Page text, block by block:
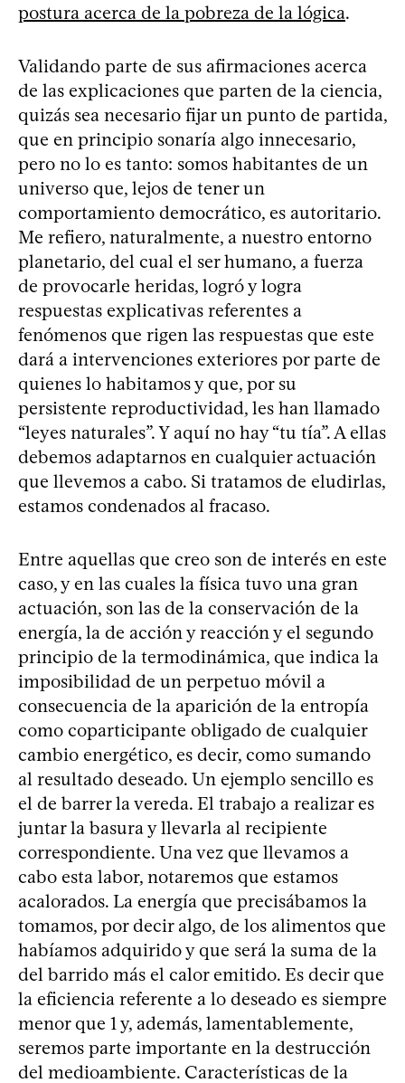
postura acerca de la pobreza de la lógica.
Validando parte de sus afirmaciones acerca
de las explicaciones que parten de la ciencia,
quizás sea necesario fijar un punto de partida,
que en principio sonaría algo innecesario,
pero no lo es tanto: somos habitantes de un
universo que, lejos de tener un
comportamiento democrático, es autoritario.
Me refiero, naturalmente, a nuestro entorno
planetario, del cual el ser humano, a fuerza
de provocarle heridas, logró y logra
respuestas explicativas referentes a
fenómenos que rigen las respuestas que este
dará a intervenciones exteriores por parte de
quienes lo habitamos y que, por su
persistente reproductividad, les han llamado
“leyes naturales”. Y aquí no hay “tu tía”. A ellas
debemos adaptarnos en cualquier actuación
que llevemos a cabo. Si tratamos de eludirlas,
estamos condenados al fracaso.
Entre aquellas que creo son de interés en este
caso, y en las cuales la física tuvo una gran
actuación, son las de la conservación de la
energía, la de acción y reacción y el segundo
principio de la termodinámica, que indica la
imposibilidad de un perpetuo móvil a
consecuencia de la aparición de la entropía
como coparticipante obligado de cualquier
cambio energético, es decir, como sumando
al resultado deseado. Un ejemplo sencillo es
el de barrer la vereda. El trabajo a realizar es
juntar la basura y llevarla al recipiente
correspondiente. Una vez que llevamos a
cabo esta labor, notaremos que estamos
acalorados. La energía que precisábamos la
tomamos, por decir algo, de los alimentos que
habíamos adquirido y que será la suma de la
del barrido más el calor emitido. Es decir que
la eficiencia referente a lo deseado es siempre
menor que 1 y, además, lamentablemente,
seremos parte importante en la destrucción
del medioambiente. Características de la